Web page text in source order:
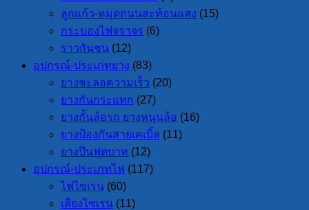
ลูกแก้ว-หมุดถนนสะท้อนแสง (15)
กระบองไฟจราจร (6)
ราวกันชน (12)
อุปกรณ์-ประเภทยาง (83)
ยางชะลอความเร็ว (20)
ยางกันกระแทก (27)
ยางกั้นล้อรถ ยางหนุนล้อ (16)
ยางป้องกันสายเคเบิ้ล (11)
ยางปีนฟุตบาท (12)
อุปกรณ์-ประเภทไฟ (117)
ไฟไซเรน (60)
เสียงไซเรน (11)